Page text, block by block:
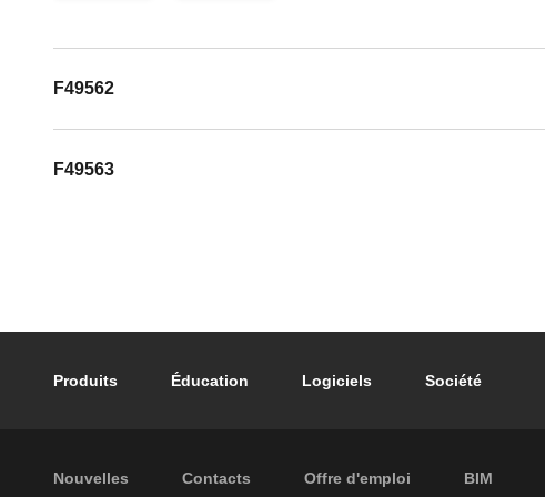
F49562
F49563
Footer main navigation
Produits Éducation Logiciels Société
Nouvelles Contacts Offre d'emploi BIM